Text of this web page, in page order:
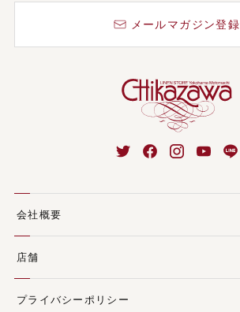
メールマガジン登録
会社概要
店舗
プライバシーポリシー